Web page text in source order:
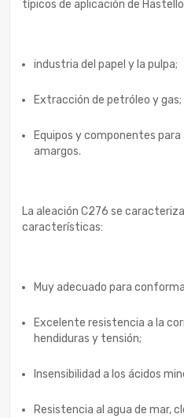
típicos de aplicación de
industria del papel y la pulpa;
Extracción de petróleo y gas;
Equipos y componentes
amargos.
La aleación C276 se
características:
Muy adecuado para
Excelente resistencia a la
hendiduras y tensión;
Insensibilidad a los ácidos
Resistencia al agua de mar,